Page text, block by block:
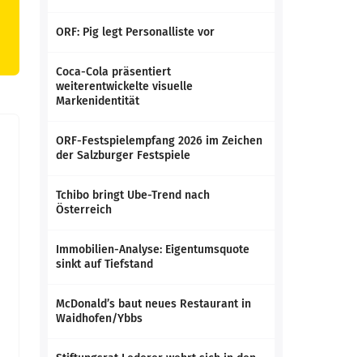
ORF: Pig legt Personalliste vor
Coca-Cola präsentiert
weiterentwickelte visuelle
Markenidentität
ORF-Festspielempfang 2026 im Zeichen
der Salzburger Festspiele
Tchibo bringt Ube-Trend nach
Österreich
Immobilien-Analyse: Eigentumsquote
sinkt auf Tiefstand
McDonald’s baut neues Restaurant in
Waidhofen/Ybbs